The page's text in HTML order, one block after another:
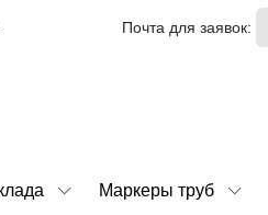
Почта для заявок:
Маркеры труб